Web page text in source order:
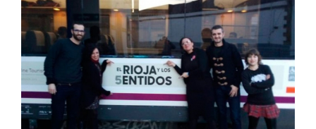
imagen
más
grande